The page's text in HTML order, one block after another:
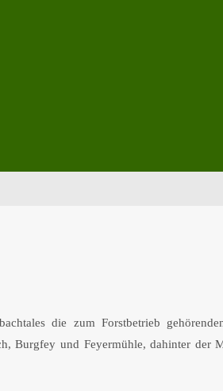
die zum Forstbetrieb
Burgfey und Feyermühle, dahinter der